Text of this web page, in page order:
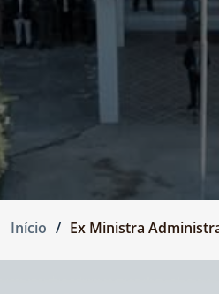
Início Ex Ministra